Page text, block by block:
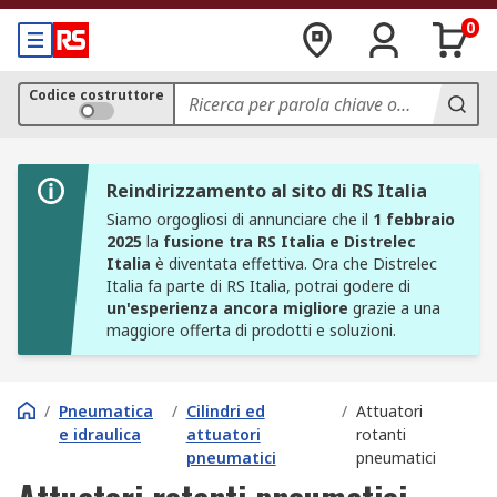
0
Codice costruttore
Reindirizzamento al sito di RS Italia
Siamo orgogliosi di annunciare che il 1 febbraio
2025 la fusione tra RS Italia e Distrelec
Italia è diventata effettiva. Ora che Distrelec
Italia fa parte di RS Italia, potrai godere di
un'esperienza ancora migliore grazie a una
maggiore offerta di prodotti e soluzioni.
/ Pneumatica
e idraulica
/ Cilindri ed
attuatori
pneumatici
/ Attuatori
rotanti
pneumatici